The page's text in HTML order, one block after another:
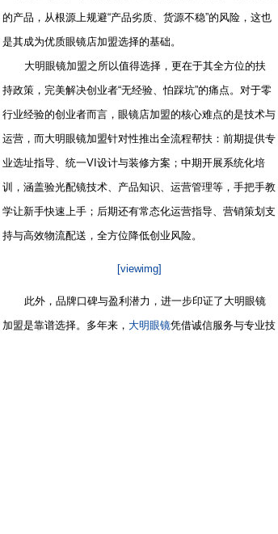
的产品，从根源上规避“产品劣质、货源不稳”的风险，这也
是其成为优质眼镜店加盟选择的基础。
大明眼镜加盟之所以值得选择，更在于其全方位的扶
持政策，完美解决创业者“无经验、怕踩坑”的痛点。对于零
行业经验的创业者而言，眼镜店加盟的核心难点的是技术与
运营，而大明眼镜加盟针对性推出全流程帮扶：前期提供专
业选址指导、统一VI设计与装修方案；中期开展系统化培
训，涵盖验光配镜技术、产品知识、运营管理等，手把手教
学让新手快速上手；后期还有常态化运营指导、营销策划支
持与高效物流配送，全方位降低创业风险。
[viewimg]
此外，品牌口碑与盈利潜力，进一步印证了大明眼镜
加盟是靠谱选择。多年来， 大明眼镜凭借诚信服务与专业技